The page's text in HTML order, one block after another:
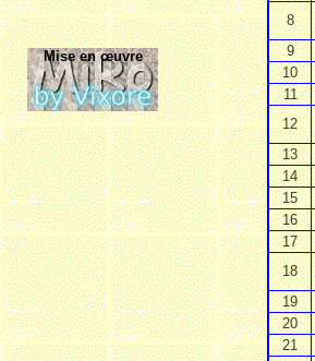
Mise en œuvre
8
9
10
11
12
13
14
15
16
17
18
19
20
21